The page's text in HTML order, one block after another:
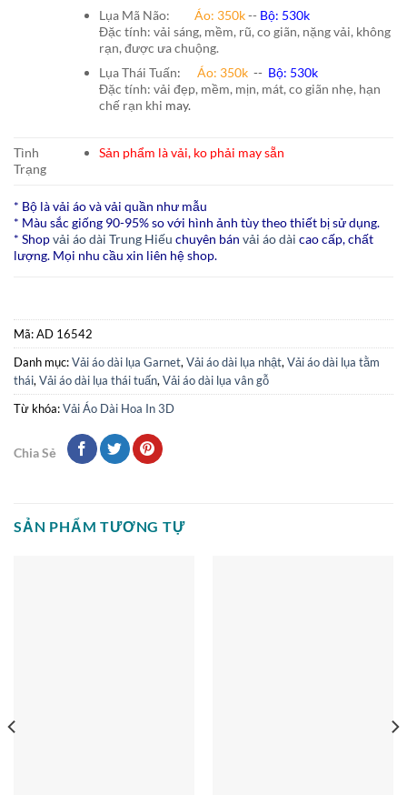
Lụa Mã Não: Áo: 350k-- Bộ: 530k
Đặc tính: vải sáng, mềm, rũ, co giãn, nặng vải, không
rạn, được ưa chuộng.
Lụa Thái Tuấn: Áo: 350k-- Bộ: 530k
Đặc tính: vải đẹp, mềm, mịn, mát, co giãn nhẹ, hạn
chế rạn khi may.
Tình
Trạng
Sản phẩm là vải, ko phải may sẵn
* Bộ là vải áo và vải quần như mẫu
* Màu sắc giống 90-95% so với hình ảnh tùy theo thiết bị sử dụng.
* Shopvải áo dài Trung Hiếu chuyên bán vải áo dài cao cấp, chất
lượng. Mọi nhu cầu xin liên hệ shop.
Mã:AD 16542
Danh mục:Vải áo dài lụa Garnet, Vải áo dài lụa nhật, Vải áo dài lụa tằm
thái, Vải áo dài lụa thái tuấn, Vải áo dài lụa vân gỗ
Từ khóa:Vải Áo Dài Hoa In 3D
Chia Sẻ
SẢN PHẨM TƯƠNG TỰ